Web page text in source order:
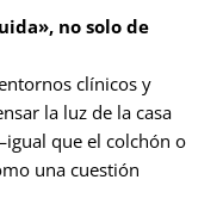
no solo de
clínicos y
la luz de la casa
que el colchón o
una cuestión